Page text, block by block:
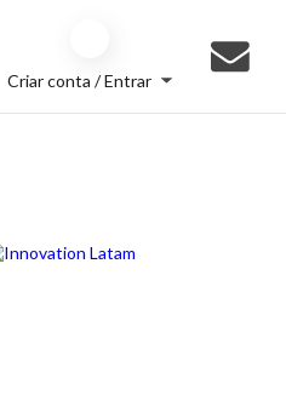
Criar conta / Entrar